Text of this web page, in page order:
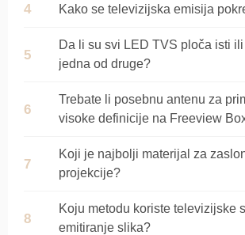
Kako se televizijska emisija
Da li su svi LED TVS ploča isti
jedna od druge?
Trebate li posebnu antenu za
visoke definicije na Freeview
Koji je najbolji materijal za
projekcije?
Koju metodu koriste televizijske
emitiranje slika?